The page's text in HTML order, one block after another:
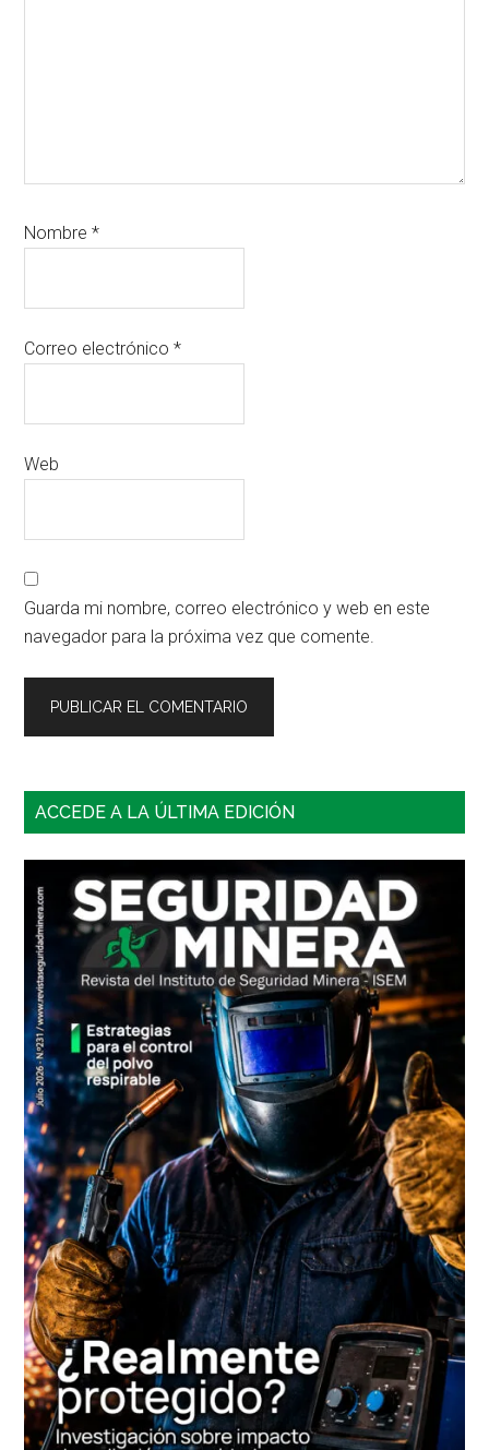
Nombre*
Correo electrónico*
Web
Guarda mi nombre, correo electrónico y web en este
navegador para la próxima vez que comente.
Barra
principal
ACCEDE A LA ÚLTIMA EDICIÓN